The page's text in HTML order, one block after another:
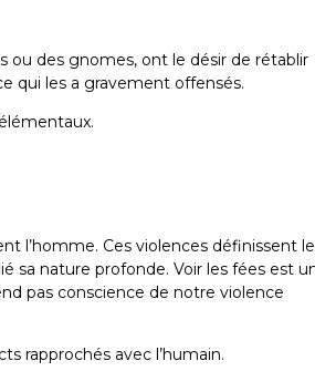
ou des gnomes, ont le désir de rétablir
qui les a gravement offensés.
l’homme. Ces violences définissent
sa nature profonde. Voir les fées est
pas conscience de notre violence
rapprochés avec l’humain.